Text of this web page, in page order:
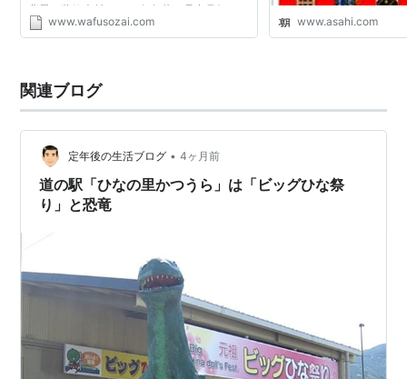
背景、装飾素材として 年賀状、暑中見舞い、
季節の便りなどポストカードや便箋に アー
www.wafusozai.com www.asahi.com
関連ブログ
定年後の生活ブログ • 4ヶ月前
道の駅「ひなの里かつうら」は「ビッグひな祭
り」と恐竜